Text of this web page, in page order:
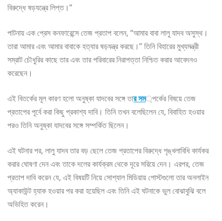
বিরুদ্ধে ষড়যন্ত্রে লিপ্ত।”
পাটনায় এক প্রেস কনফারেন্সে তেজ প্রতাপ বলেন, “আমার বাবা লালু যাদব অসুস্থ।
তারা আমার এবং আমার বাবাকে হত্যার ষড়যন্ত্র করছে।” তিনি বিহারের মুখ্যমন্ত্রী
সম্রাট চৌধুরির কাছে তার এবং তার পরিবারের নিরাপত্তা নিশ্চিত করার আবেদনও
করেছেন।
এই বিতর্কের মূল কারণ হলো অনুষ্কা যাদবের সঙ্গে তার সম্পর্কের বিষয়ে তেজ
প্রতাপের পূর্বে করা কিছু প্রকাশ্য দাবি। তিনি তখন বলেছিলেন যে, বিবাহিত হওয়ার
পরও তিনি অনুষ্কা যাদবের সঙ্গে সম্পর্কিত ছিলেন।
এই ঘটনার পর, লালু যাদব তার বড় ছেলে তেজ প্রতাপের বিরুদ্ধে শৃঙ্খলাবিধি কার্যকর
করার ঘোষণা দেন এবং তাকে দলের কার্যক্রম থেকে দূরে সরিয়ে দেন। এরপর, তেজ
প্রতাপ দাবি করেন যে, এই বিষয়টি নিয়ে সোশ্যাল মিডিয়ায় পোস্টগুলো তার অনলাইন
অ্যাকাউন্ট হ্যাক হওয়ার পর করা হয়েছিল এবং তিনি এই ঘটনাকে ভুল বোঝাবুঝি বলে
অভিহিত করেন।